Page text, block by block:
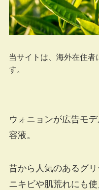
当サイトは、海外在住者
す。
ウォニョンが広告モ
容液。
昔から人気のあるグ
ニキビや肌荒れにも使